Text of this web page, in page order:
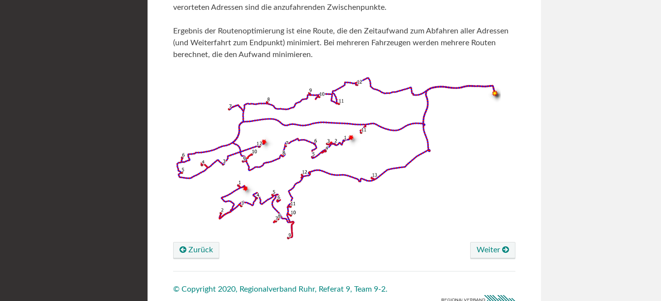
verorteten Adressen sind die anzufahrenden Zwischenpunkte.
Ergebnis der Routenoptimierung ist eine Route, die den Zeitaufwand zum Abfahren aller Adressen
(und Weiterfahrt zum Endpunkt) minimiert. Bei mehreren Fahrzeugen werden mehrere Routen
berechnet, die den Aufwand minimieren.
Zurück Weiter
© Copyright 2020, Regionalverband Ruhr, Referat 9, Team 9-2.